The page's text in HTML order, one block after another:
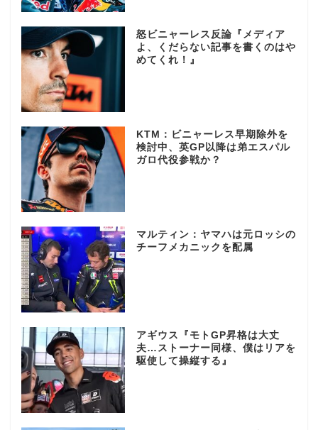
怒ビニャーレス反論『メディア
よ、くだらない記事を書くのはや
めてくれ！』
KTM：ビニャーレス早期除外を
検討中、英GP以降は弟エスパル
ガロ代役参戦か？
マルティン：ヤマハは元ロッシの
チーフメカニックを配属
アギウス『モトGP昇格は大丈
夫…ストーナー同様、僕はリアを
駆使して操縦する』